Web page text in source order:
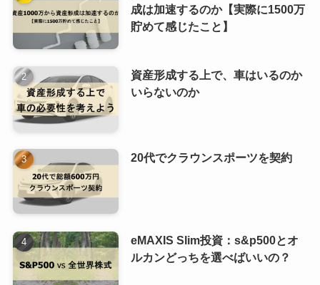
成は加速するのか【実際に1500万
貯めて感じたこと】
資産形成する上で、車はいるのか
いらないのか
20代でクラウンスポーツを契約
eMAXIS Slim投資：s&p500とオ
ルカンどっちを選べばいいの？